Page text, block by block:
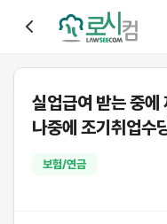
실업급여 받는 중에
나중에 조기취업수
보험/연금